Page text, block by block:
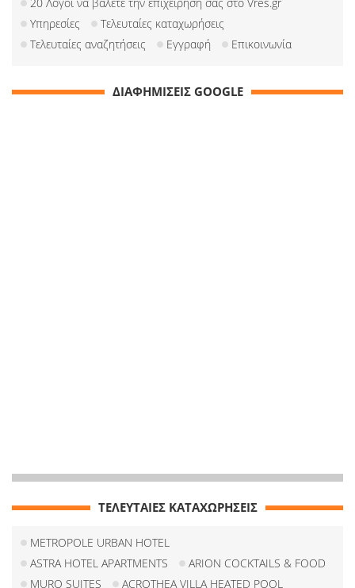
Υπηρεσίες
Τελευταίες καταχωρήσεις
Τελευταίες αναζητήσεις
Εγγραφή Επικοινωνία
ΔΙΑΦΗΜΙΣΕΙΣ GOOGLE
ΤΕΛΕΥΤΑΙΕΣ ΚΑΤΑΧΩΡΗΣΕΙΣ
METROPOLE URBAN HOTEL
ASTRA HOTEL APARTMENTS
ARION COCKTAILS & FOOD
MURO SUITES
ACROTHEA VILLA HEATED POOL